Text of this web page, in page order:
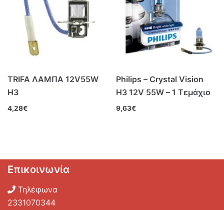
TRIFA ΛΑΜΠΑ 12V55W
Η3
4,28€
Philips – Crystal Vision
H3 12V 55W – 1 Τεμάχιο
9,63€
Επικοινωνία
Τηλέφωνα
2331070344